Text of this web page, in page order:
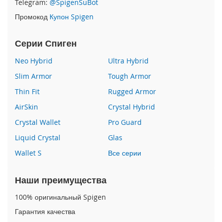
P
h
e
7
P
h
o
n
1
6
P
o
a
Telegram: @SpigenSuBot
Промокод Купон Spigen
Серии Спиген
Neo Hybrid
Ultra Hybrid
Slim Armor
Tough Armor
Thin Fit
Rugged Armor
AirSkin
Crystal Hybrid
Crystal Wallet
Pro Guard
Liquid Crystal
Glas
Wallet S
Все серии
Наши преимущества
100% оригинальный Spigen
Гарантия качества